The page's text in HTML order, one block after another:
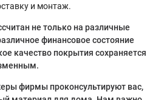
и монтаж.
не только на различные
финансовое состояние
качество покрытия сохраняется
фирмы проконсультируют вас,